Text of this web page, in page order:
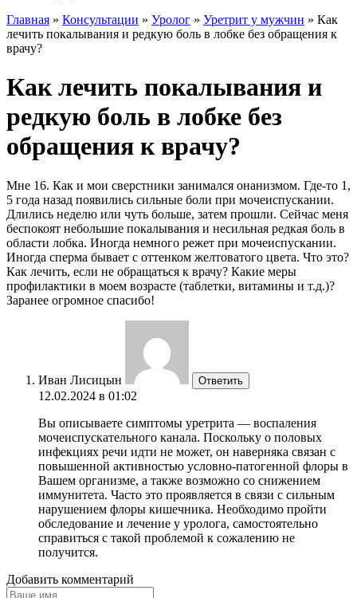
Главная » Консультации » Уролог » Уретрит у мужчин » Как
лечить покалывания и редкую боль в лобке без обращения к
врачу?
Как лечить покалывания и
редкую боль в лобке без
обращения к врачу?
Мне 16. Как и мои сверстники занимался онанизмом. Где-то 1,
5 года назад появились сильные боли при мочеиспускании.
Длились неделю или чуть больше, затем прошли. Сейчас меня
беспокоят небольшие покалывания и несильная редкая боль в
области лобка. Иногда немного режет при мочеиспускании.
Иногда сперма бывает с оттенком желтоватого цвета. Что это?
Как лечить, если не обращаться к врачу? Какие меры
профилактики в моем возрасте (таблетки, витамины и т.д.)?
Заранее огромное спасибо!
Иван Лисицын Ответить
12.02.2024 в 01:02
Вы описываете симптомы уретрита — воспаления
мочеиспускательного канала. Поскольку о половых
инфекциях речи идти не может, он наверняка связан с
повышенной активностью условно-патогенной флоры в
Вашем организме, а также возможно со снижением
иммунитета. Часто это проявляется в связи с сильным
нарушением флоры кишечника. Необходимо пройти
обследование и лечение у уролога, самостоятельно
справиться с такой проблемой к сожалению не
получится.
Добавить комментарий